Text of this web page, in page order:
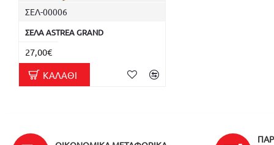
ΣΕΛ-00006
ΣΕΛΑ ASTREA GRAND
27,00€
ΚΑΛΆΘΙ